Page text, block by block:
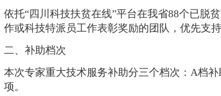
依托“四川科技扶贫在线”平台在我省88个已脱
作或科技特派员工作表彰奖励的团队，优先支
二、补助档次
本次专家重大技术服务补助分三个档次： A档补
项。